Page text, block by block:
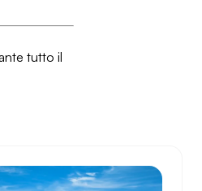
tutto il